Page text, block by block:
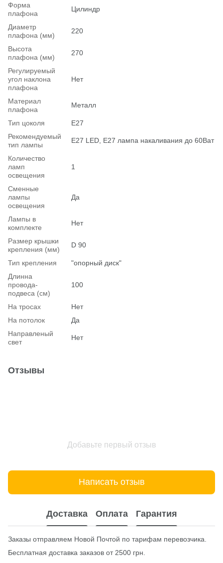
Форма
плафона
Цилиндр
Диаметр
плафона (мм)
220
Высота
плафона (мм)
270
Регулируемый
угол наклона
плафона
Нет
Материал
плафона
Металл
Тип цоколя
E27
Рекомендуемый
тип лампы
Е27 LED, E27 лампа накаливания до 60Ват
Количество
ламп
освещения
1
Сменные
лампы
освещения
Да
Лампы в
комплекте
Нет
Размер крышки
крепления (мм)
D 90
Тип крепления
"опорный диск"
Длинна
провода-
подвеса (см)
100
На тросах
Нет
На потолок
Да
Hаправленый
свет
Нет
Отзывы
Добавьте первый отзыв
Написать отзыв
Доставка Оплата Гарантия
Заказы отправляем Новой Почтой по тарифам перевозчика.
Бесплатная доставка заказов от 2500 грн.